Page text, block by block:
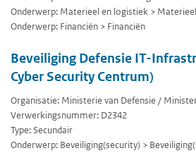
Onderwerp: Materieel en logistiek >
Onderwerp: Financiën > Financiën
Beveiliging Defensie IT-
Cyber Security Centrum)
Organisatie: Ministerie van Defensie /
Verwerkingsnummer: D2342
Type: Secundair
Onderwerp: Beveiliging(security) >